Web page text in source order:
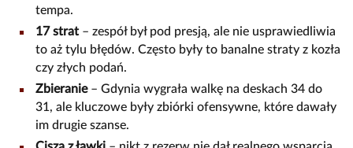
tempa.
17 strat– zespół był pod presją, ale nie usprawiedliwia
to aż tylu błędów. Często były to banalne straty z kozła
czy złych podań.
Zbieranie– Gdynia wygrała walkę na deskach 34 do
31, ale kluczowe były zbiórki ofensywne, które dawały
im drugie szanse.